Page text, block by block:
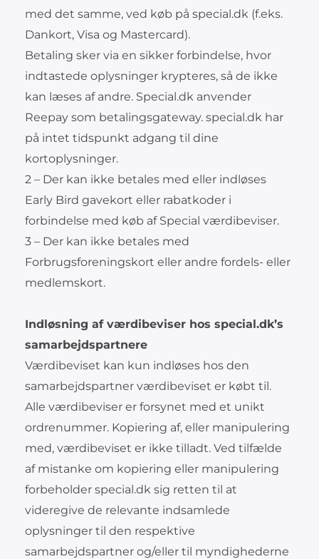
med det samme, ved køb på special.dk (f.eks.
Dankort, Visa og Mastercard).
Betaling sker via en sikker forbindelse, hvor
indtastede oplysninger krypteres, så de ikke
kan læses af andre. Special.dk anvender
Reepay som betalingsgateway. special.dk har
på intet tidspunkt adgang til dine
kortoplysninger.
2 – Der kan ikke betales med eller indløses
Early Bird gavekort eller rabatkoder i
forbindelse med køb af Special værdibeviser.
3 – Der kan ikke betales med
Forbrugsforeningskort eller andre fordels- eller
medlemskort.
Indløsning af værdibeviser hos special.dk’s
samarbejdspartnere
Værdibeviset kan kun indløses hos den
samarbejdspartner værdibeviset er købt til.
Alle værdibeviser er forsynet med et unikt
ordrenummer. Kopiering af, eller manipulering
med, værdibeviset er ikke tilladt. Ved tilfælde
af mistanke om kopiering eller manipulering
forbeholder special.dk sig retten til at
videregive de relevante indsamlede
oplysninger til den respektive
samarbejdspartner og/eller til myndighederne